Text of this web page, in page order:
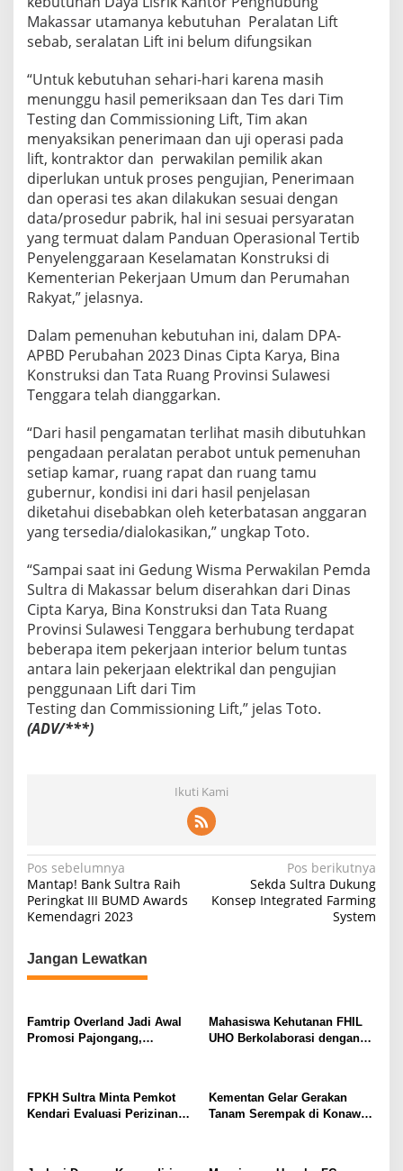
a
k
a
s
a
r
Makassar utamanya kebutuhan Peralatan Lift
sebab, seralatan Lift ini belum difungsikan
“Untuk kebutuhan sehari-hari karena masih
menunggu hasil pemeriksaan dan Tes dari Tim
Testing dan Commissioning Lift, Tim akan
menyaksikan penerimaan dan uji operasi pada
lift, kontraktor dan perwakilan pemilik akan
diperlukan untuk proses pengujian, Penerimaan
dan operasi tes akan dilakukan sesuai dengan
data/prosedur pabrik, hal ini sesuai persyaratan
yang termuat dalam Panduan Operasional Tertib
Penyelenggaraan Keselamatan Konstruksi di
Kementerian Pekerjaan Umum dan Perumahan
Rakyat,” jelasnya.
Dalam pemenuhan kebutuhan ini, dalam DPA-
APBD Perubahan 2023 Dinas Cipta Karya, Bina
Konstruksi dan Tata Ruang Provinsi Sulawesi
Tenggara telah dianggarkan.
“Dari hasil pengamatan terlihat masih dibutuhkan
pengadaan peralatan perabot untuk pemenuhan
setiap kamar, ruang rapat dan ruang tamu
gubernur, kondisi ini dari hasil penjelasan
diketahui disebabkan oleh keterbatasan anggaran
yang tersedia/dialokasikan,” ungkap Toto.
“Sampai saat ini Gedung Wisma Perwakilan Pemda
Sultra di Makassar belum diserahkan dari Dinas
Cipta Karya, Bina Konstruksi dan Tata Ruang
Provinsi Sulawesi Tenggara berhubung terdapat
beberapa item pekerjaan interior belum tuntas
antara lain pekerjaan elektrikal dan pengujian
penggunaan Lift dari Tim
Testing dan Commissioning Lift,” jelas Toto.
(ADV/***)
Ikuti Kami
N
a
v
i
g
s
i
o
s
Pos sebelumnya
Mantap! Bank Sultra Raih
Peringkat III BUMD Awards
Kemendagri 2023
Pos berikutnya
Sekda Sultra Dukung
Konsep Integrated Farming
System
Jangan Lewatkan
Famtrip Overland Jadi Awal
Promosi Pajongang,
Mahasiswa Kehutanan FHIL
UHO Berkolaborasi dengan
FPKH Sultra Minta Pemkot
Kendari Evaluasi Perizinan
Kementan Gelar Gerakan
Tanam Serempak di Konawe,